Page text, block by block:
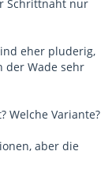
Schrittnaht nur
eher pluderig,
der Wade sehr
Welche Variante?
aber die